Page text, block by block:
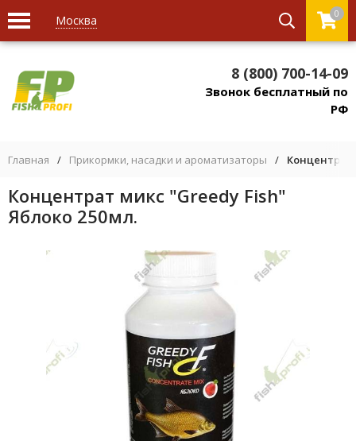
Москва 0
8 (800) 700-14-09
Звонок бесплатный по
РФ
Главная / Прикормки, насадки и ароматизаторы / Концентрат
Концентрат микс "Greedy Fish"
Яблоко 250мл.